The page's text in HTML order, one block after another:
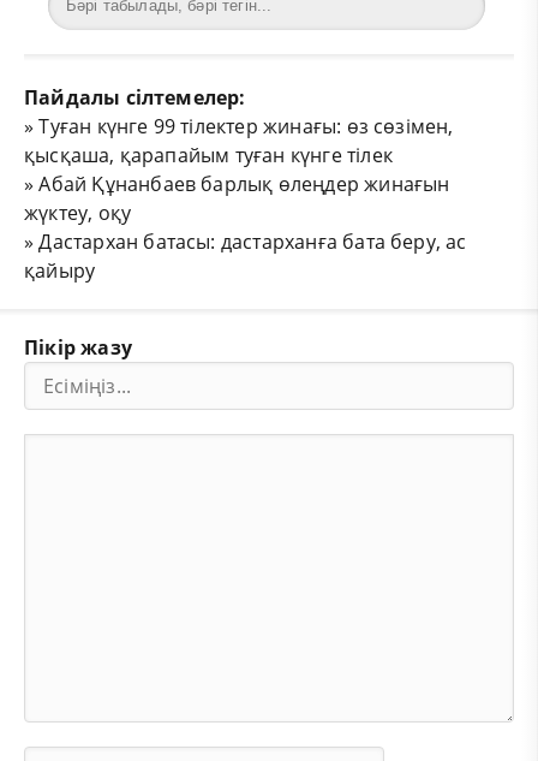
Пайдалы сілтемелер:
»Туған күнге 99 тілектер жинағы: өз сөзімен,
қысқаша, қарапайым туған күнге тілек
»Абай Құнанбаев барлық өлеңдер жинағын
жүктеу, оқу
»Дастархан батасы: дастарханға бата беру, ас
қайыру
Пікір жазу